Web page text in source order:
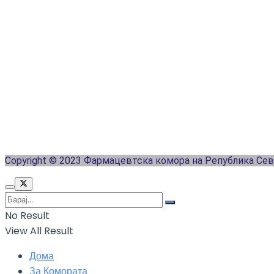
Copyright © 2023 Фармацевтска комора на Република
No Result
View All Result
Дома